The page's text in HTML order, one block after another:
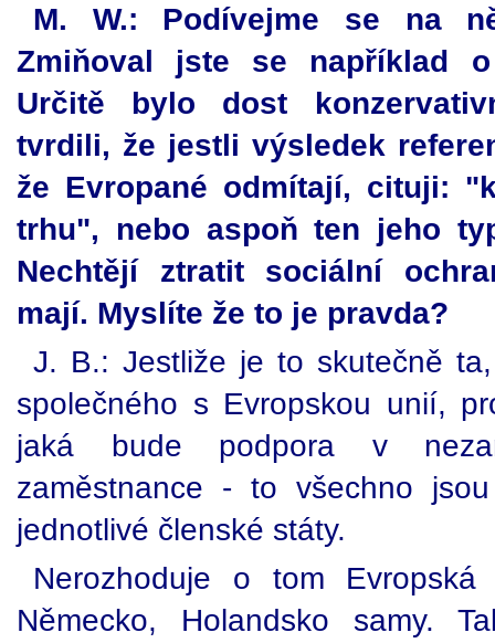
M. W.: Podívejme se na
Zmiňoval jste se například
Určitě bylo dost
tvrdili, že jestli výsledek
že Evropané odmítají, cituji:
trhu", nebo aspoň ten jeho
Nechtějí ztratit sociální
mají. Myslíte že to je pravda?
J. B.: Jestliže je to skutečně
společného s Evropskou unií,
jaká bude podpora v
zaměstnance - to všechno
jednotlivé členské státy.
Nerozhoduje o tom
Německo, Holandsko samy.